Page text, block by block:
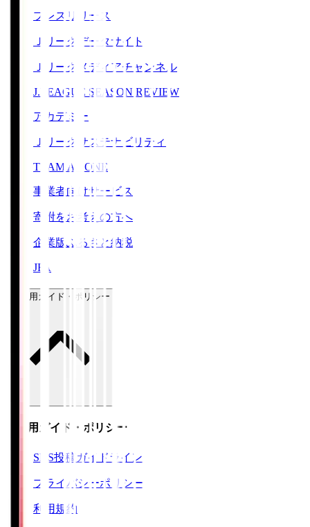
プレスリリース
Ｊリーグデータサイト
Ｊリーグメディアチャンネル
J.LEAGUE SEASON REVIEW
アカデミー
Ｊリーグサステナビリティ
TEAM AS ONE
事業者向けサービス
寄附をお考えの方へ
企業版ふるさと納税
JFA
ご利用ガイド・ポリシー
ご利用ガイド・ポリシー
SNS投稿ガイドライン
プライバシーポリシー
利用規約